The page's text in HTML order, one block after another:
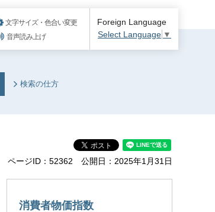
文字サイズ・色合い変更
音声読み上げ
Foreign Language
Select Language ▼
検索の仕方
ページID：52362 公開日：2025年1月31日
消費者物価指数